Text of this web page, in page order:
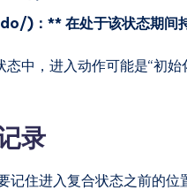
)：** 在处于该状态期间持
态中，进入动作可能是“初
录
记住进入复合状态之前的位